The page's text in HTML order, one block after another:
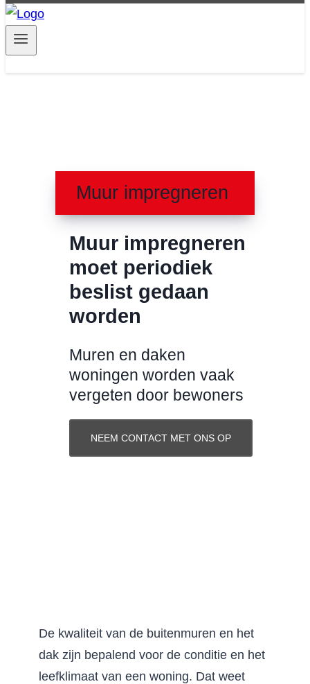
Muur impregneren
Muur impregneren
moet periodiek
beslist gedaan
worden
Muren en daken
woningen worden vaak
vergeten door bewoners
NEEM CONTACT MET ONS OP
De kwaliteit van de buitenmuren en het
dak zijn bepalend voor de conditie en het
leefklimaat van een woning. Dat weet